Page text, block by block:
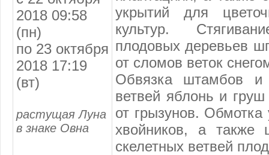
2018 09:58
(пн)
по 23 октября
2018 17:19
(вт)
растущая Луна
в знаке Овна
укрытий для
культур.
плодовых деревьев
от сломов веток
Обвязка штамбов и
ветвей яблонь и
от грызунов.
хвойников, а также
скелетных ветвей